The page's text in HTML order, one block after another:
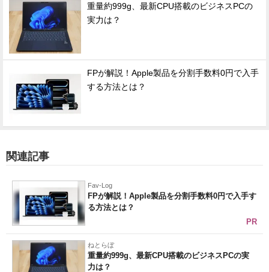
重量約999g、最新CPU搭載のビジネスPCの
実力は？
FPが解説！Apple製品を分割手数料0円で入手
する方法とは？
関連記事
Fav-Log
FPが解説！Apple製品を分割手数料0円で入手す
る方法とは？
PR
ねとらぼ
重量約999g、最新CPU搭載のビジネスPCの実
力は？